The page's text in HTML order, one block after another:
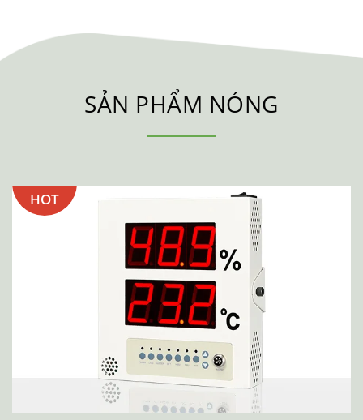
SẢN PHẨM NÓNG
HOT